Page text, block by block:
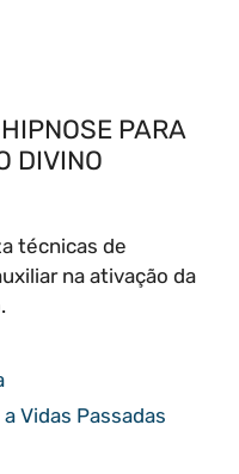
PARA
DIVINO
técnicas de
na ativação da
Vidas Passadas